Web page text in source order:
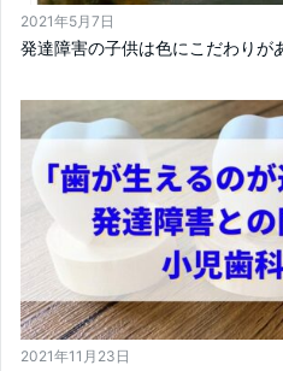
2021年5月7日
発達障害の子供は色にこだわりが
2021年11月23日